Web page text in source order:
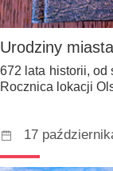
Urodziny
672 lata historii, od
Rocznica lokacji
17